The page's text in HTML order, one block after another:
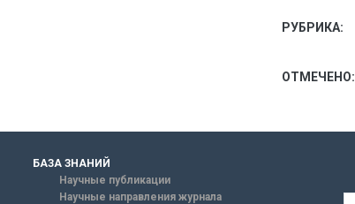
РУБРИКА:
ОТМЕЧЕНО:
БАЗА ЗНАНИЙ
Научные публикации
Научные направления журнала